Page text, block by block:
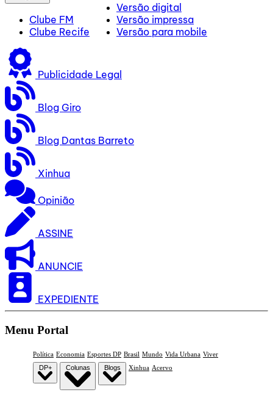
Clube FM
Clube Recife
Versão digital
Versão impressa
Versão para mobile
Publicidade Legal
Blog Giro
Blog Dantas Barreto
Xinhua
Opinião
ASSINE
ANUNCIE
EXPEDIENTE
Menu Portal
Política Economia Esportes DP Brasil Mundo Vida Urbana Viver
DP+
Colunas Blogs Xinhua Acervo